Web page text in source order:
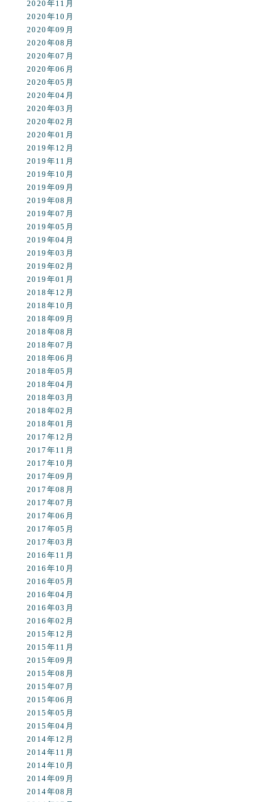
2020年11月
2020年10月
2020年09月
2020年08月
2020年07月
2020年06月
2020年05月
2020年04月
2020年03月
2020年02月
2020年01月
2019年12月
2019年11月
2019年10月
2019年09月
2019年08月
2019年07月
2019年05月
2019年04月
2019年03月
2019年02月
2019年01月
2018年12月
2018年10月
2018年09月
2018年08月
2018年07月
2018年06月
2018年05月
2018年04月
2018年03月
2018年02月
2018年01月
2017年12月
2017年11月
2017年10月
2017年09月
2017年08月
2017年07月
2017年06月
2017年05月
2017年03月
2016年11月
2016年10月
2016年05月
2016年04月
2016年03月
2016年02月
2015年12月
2015年11月
2015年09月
2015年08月
2015年07月
2015年06月
2015年05月
2015年04月
2014年12月
2014年11月
2014年10月
2014年09月
2014年08月